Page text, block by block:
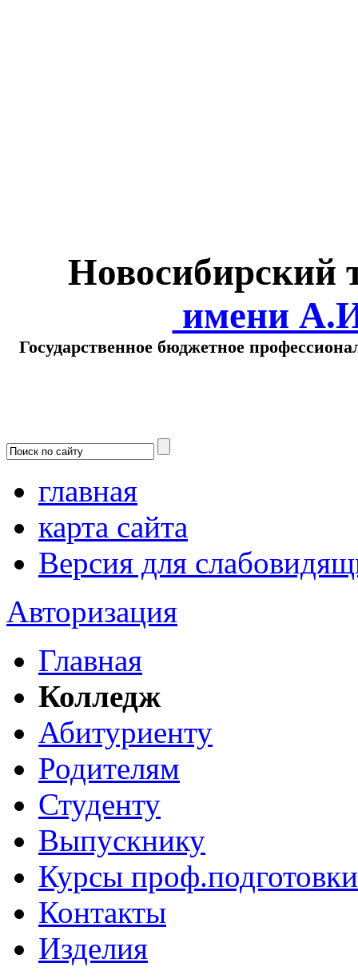
Новосибирский
имени
Государственное бюджетное
главная
карта сайта
Версия для
Авторизация
Главная
Колледж
Абитуриенту
Родителям
Студенту
Выпускнику
Курсы проф.подготовки
Контакты
Изделия